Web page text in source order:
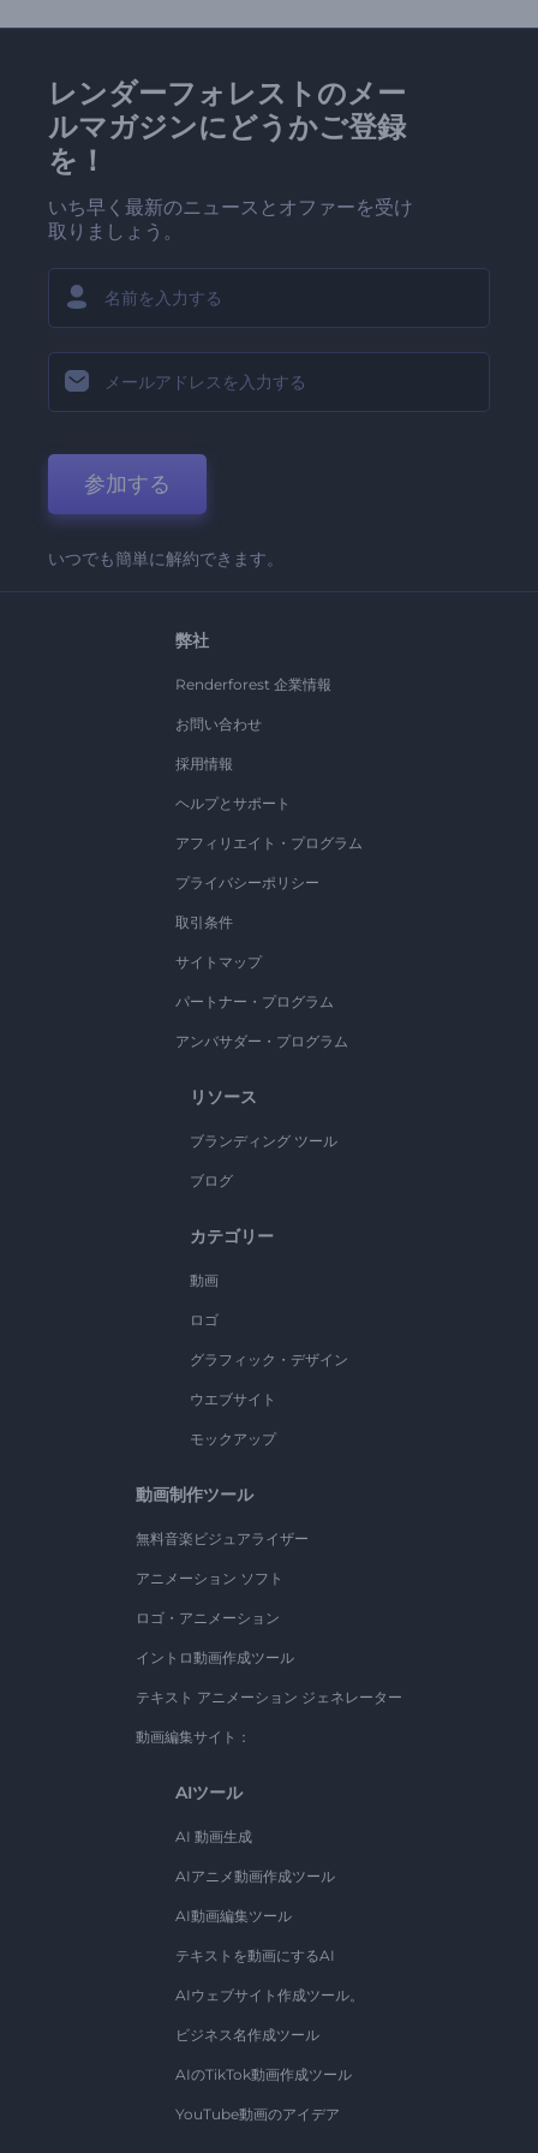
レンダーフォレストのメー
ルマガジンにどうかご登録
を！
いち早く最新のニュースとオファーを受け
取りましょう。
参加する
いつでも簡単に解約できます。
弊社
Renderforest 企業情報
お問い合わせ
採用情報
ヘルプとサポート
アフィリエイト・プログラム
プライバシーポリシー
取引条件
サイトマップ
パートナー・プログラム
アンバサダー・プログラム
リソース
ブランディング ツール
ブログ
カテゴリー
動画
ロゴ
グラフィック・デザイン
ウエブサイト
モックアップ
動画制作ツール
無料音楽ビジュアライザー
アニメーション ソフト
ロゴ・アニメーション
イントロ動画作成ツール
テキスト アニメーション ジェネレーター
動画編集サイト：
AIツール
AI 動画生成
AIアニメ動画作成ツール
AI動画編集ツール
テキストを動画にするAI
AIウェブサイト作成ツール。
ビジネス名作成ツール
AIのTikTok動画作成ツール
YouTube動画のアイデア